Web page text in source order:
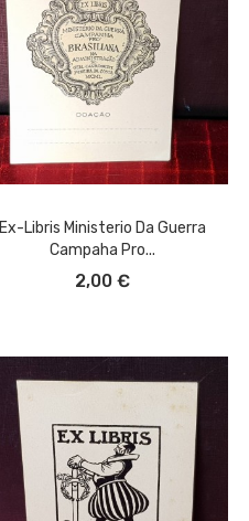
Ex-Libris Ministerio Da Guerra
Campaha Pro...
2,00 €